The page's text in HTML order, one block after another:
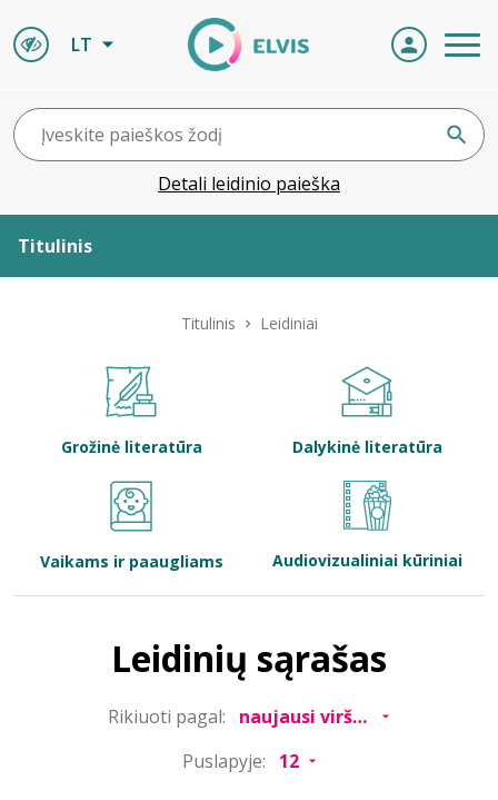
LT
Detali leidinio paieška
Titulinis
Bibliotekoms
Titulinis Leidiniai
Grožinė literatūra Dalykinė literatūra
Vaikams ir paaugliams Audiovizualiniai kūriniai
Leidinių sąrašas
Rikiuoti pagal:
Puslapyje: